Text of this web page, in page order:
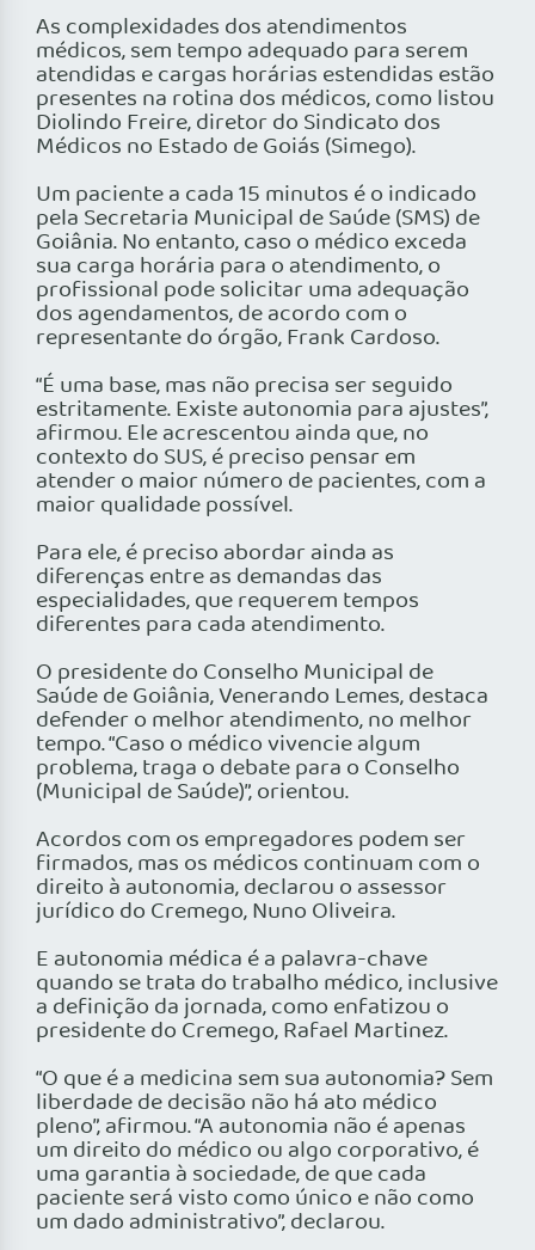
As complexidades dos atendimentos
médicos, sem tempo adequado para serem
atendidas e cargas horárias estendidas estão
presentes na rotina dos médicos, como listou
Diolindo Freire, diretor do Sindicato dos
Médicos no Estado de Goiás (Simego).
Um paciente a cada 15 minutos é o indicado
pela Secretaria Municipal de Saúde (SMS) de
Goiânia. No entanto, caso o médico exceda
sua carga horária para o atendimento, o
profissional pode solicitar uma adequação
dos agendamentos, de acordo com o
representante do órgão, Frank Cardoso.
“É uma base, mas não precisa ser seguido
estritamente. Existe autonomia para ajustes”,
afirmou. Ele acrescentou ainda que, no
contexto do SUS, é preciso pensar em
atender o maior número de pacientes, com a
maior qualidade possível.
Para ele, é preciso abordar ainda as
diferenças entre as demandas das
especialidades, que requerem tempos
diferentes para cada atendimento.
O presidente do Conselho Municipal de
Saúde de Goiânia, Venerando Lemes, destaca
defender o melhor atendimento, no melhor
tempo. “Caso o médico vivencie algum
problema, traga o debate para o Conselho
(Municipal de Saúde)”, orientou.
Acordos com os empregadores podem ser
firmados, mas os médicos continuam com o
direito à autonomia, declarou o assessor
jurídico do Cremego, Nuno Oliveira.
E autonomia médica é a palavra-chave
quando se trata do trabalho médico, inclusive
a definição da jornada, como enfatizou o
presidente do Cremego, Rafael Martinez.
“O que é a medicina sem sua autonomia? Sem
liberdade de decisão não há ato médico
pleno”, afirmou. “A autonomia não é apenas
um direito do médico ou algo corporativo, é
uma garantia à sociedade, de que cada
paciente será visto como único e não como
um dado administrativo”, declarou.